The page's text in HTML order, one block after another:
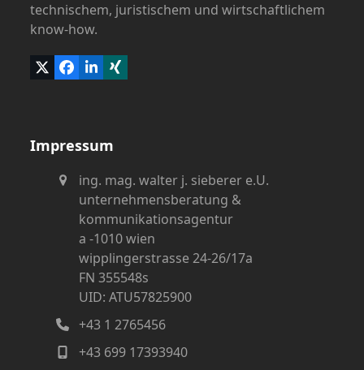
technischem, juristischem und wirtschaftlichem
know-how.
TwitterFacebook
LinkedIn
Xing
Impressum
ing. mag. walter j. sieberer e.U.
unternehmensberatung &
kommunikationsagentur
a -1010 wien
wipplingerstrasse 24-26/17a
FN 355548s
UID: ATU57825900
+43 1 2765456
+43 699 17393940